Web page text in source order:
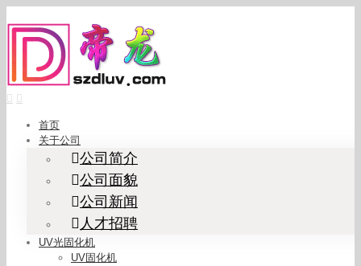
to
content
首页
关于公司
公司简介
公司面貌
公司新闻
人才招聘
UV光固化机
UV固化机